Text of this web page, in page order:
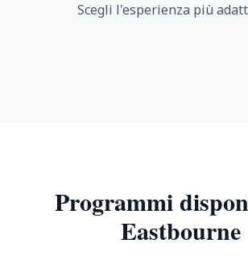
Scegli l'esperienza più
Programmi
Eastbourne